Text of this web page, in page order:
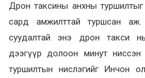
Дрон таксины анхны
сард амжилттай туршсан аж.
суудалтай энэ дрон такси
дээгүүр долоон минут
туршилтын нислэгийг Инчон